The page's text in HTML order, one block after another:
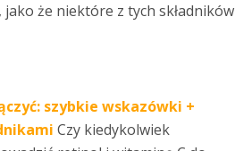
że niektóre z tych składników
szybkie wskazówki +
Czy kiedykolwiek